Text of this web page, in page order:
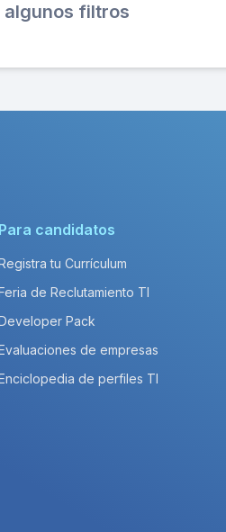
algunos filtros
Para candidatos
tu Currículum
de Reclutamiento TI
Pack
de empresas
de perfiles TI